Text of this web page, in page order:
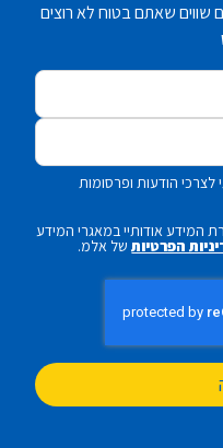
שאתם בטוח לא רוצים
הודעות ופרסומות
אודותיי במאגרי המידע
הפרטיותשל אלמ.